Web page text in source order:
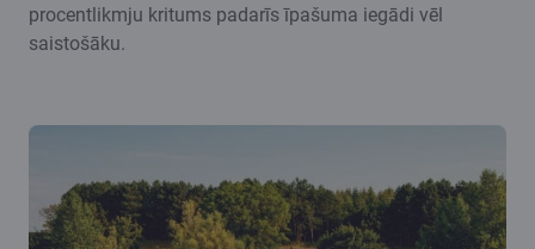
procentlikmju kritums padarīs īpašuma iegādi vēl
saistošāku.